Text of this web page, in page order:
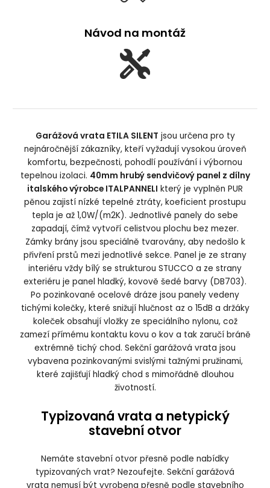
Návod na montáž
Garážová vrata ETILA SILENT jsou určena pro ty
nejnáročnější zákazníky, kteří vyžadují vysokou úroveň
komfortu, bezpečnosti, pohodlí používání i výbornou
tepelnou izolaci. 40mm hrubý sendvičový panel z dílny
italského výrobce ITALPANNELI který je vyplněn PUR
pěnou zajistí nízké tepelné ztráty, koeficient prostupu
tepla je až 1,0W/(m2K). Jednotlivé panely do sebe
zapadají, čímž vytvoří celistvou plochu bez mezer.
Zámky brány jsou speciálně tvarovány, aby nedošlo k
přivření prstů mezi jednotlivé sekce. Panel je ze strany
interiéru vždy bílý se strukturou STUCCO a ze strany
exteriéru je panel hladký, kovově šedé barvy (DB703).
Po pozinkované ocelové dráze jsou panely vedeny
tichými kolečky, které snižují hlučnost az o 15dB a držáky
koleček obsahují vložky ze speciálního nylonu, což
zamezí přímému kontaktu kovu o kov a tak zaručí bráně
extrémně tichý chod. Sekční garážová vrata jsou
vybavena pozinkovanými svislými tažnými pružinami,
které zajišťují hladký chod s mimořádně dlouhou
životností.
Typizovaná vrata a netypický
stavební otvor
Nemáte stavební otvor přesně podle nabídky
typizovaných vrat? Nezoufejte. Sekční garážová
vrata nemusí být vyrobena přesně podle stavebního